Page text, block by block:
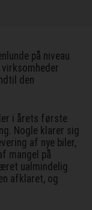
på niveau
den
i årets første
Nogle klarer sig
af nye biler,
mangel på
ualmindelig
afklaret, og